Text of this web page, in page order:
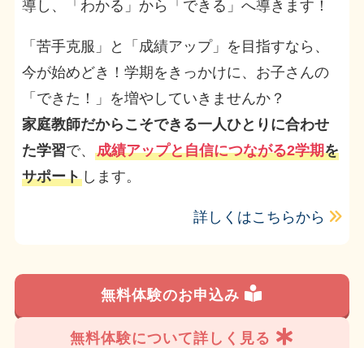
導し、「わかる」から「できる」へ導きます！
「苦手克服」と「成績アップ」を目指すなら、
今が始めどき！学期をきっかけに、お子さんの
「できた！」を増やしていきませんか？
家庭教師だからこそできる一人ひとりに合わせ
た学習で、 成績アップと自信につながる2学期を
サポートします。
詳しくはこちらから
無料体験のお申込み
無料体験について詳しく見る